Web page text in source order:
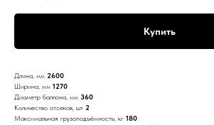
Купить
Длина, мм 2600
Ширина, мм 1270
Диаметр баллона, мм 360
Количество отсеков, шт 2
Максимальная грузоподъёмность, кг 180